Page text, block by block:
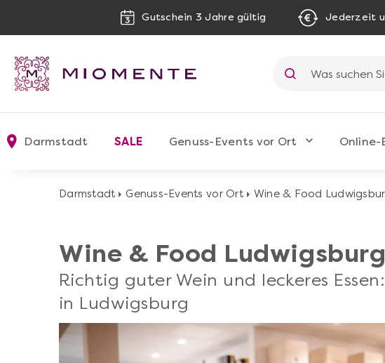
Gutschein 3 Jahre gültig Jederzeit
Darmstadt SALE Genuss-Events vor Ort Online-
Darmstadt Genuss-Events vor Ort Wine & Food
Wine & Food Ludwigsburg
Richtig guter Wein und leckeres
in Ludwigsburg